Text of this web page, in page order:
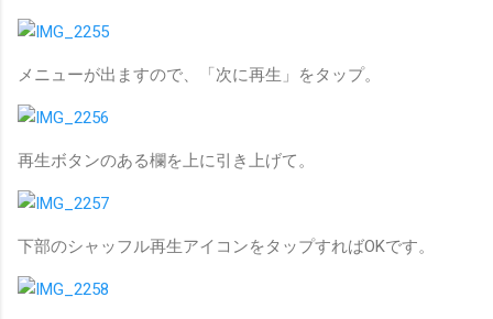
メニューが出ますので、「次に再生」をタップ。
再生ボタンのある欄を上に引き上げて。
下部のシャッフル再生アイコンをタップすればOKです。